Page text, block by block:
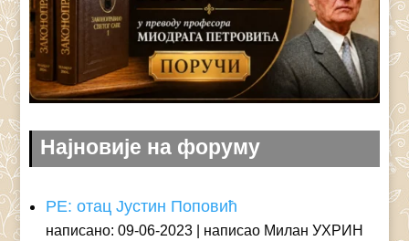
Најновије на форуму
РЕ: отац Јустин Поповић
написано: 09-06-2023 написао Милан УХРИН